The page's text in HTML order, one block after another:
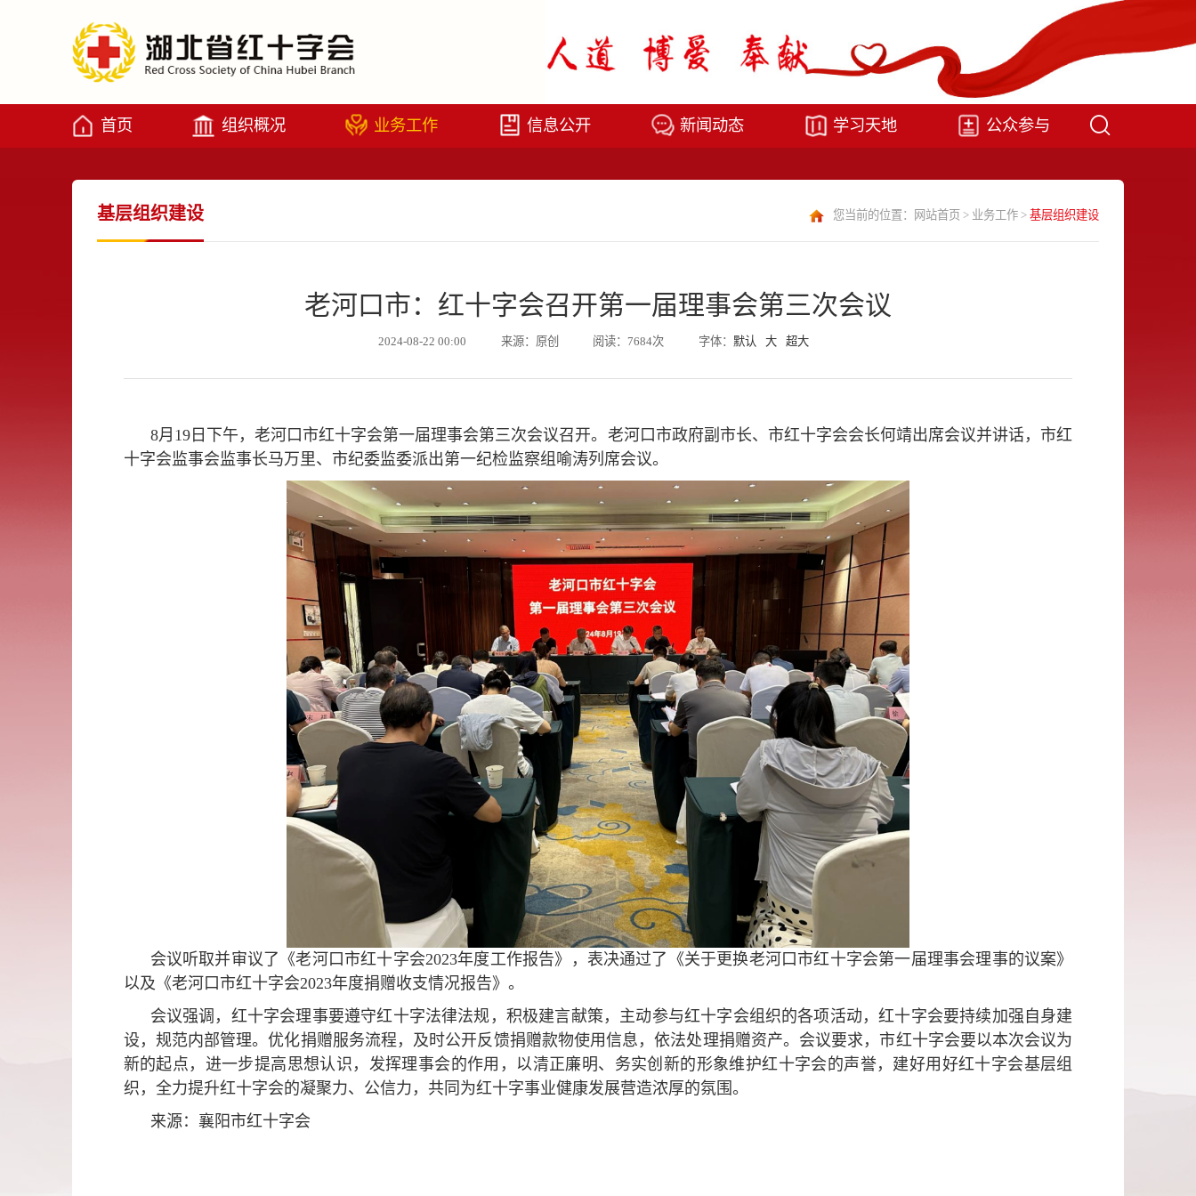
首页 组织概况 业务工作 信息公开 新闻动态 学习天地 公众参与
基层组织建设 您当前的位置： 网站首页 > 业务工作 >基层组织建设
老河口市：红十字会召开第一届理事会第三次会议
2024-08-22 00:00 来源：原创 阅读：7684次 字体： 默认 大 超大
8月19日下午，老河口市红十字会第一届理事会第三次会议召开。老河口市政府副市长、市红十字会会长何靖出席会议并讲话，市红
十字会监事会监事长马万里、市纪委监委派出第一纪检监察组喻涛列席会议。
会议听取并审议了《老河口市红十字会2023年度工作报告》，表决通过了《关于更换老河口市红十字会第一届理事会理事的议案》
以及《老河口市红十字会2023年度捐赠收支情况报告》。
会议强调，红十字会理事要遵守红十字法律法规，积极建言献策，主动参与红十字会组织的各项活动，红十字会要持续加强自身建
设，规范内部管理。优化捐赠服务流程，及时公开反馈捐赠款物使用信息，依法处理捐赠资产。会议要求，市红十字会要以本次会议为
新的起点，进一步提高思想认识，发挥理事会的作用，以清正廉明、务实创新的形象维护红十字会的声誉，建好用好红十字会基层组
织，全力提升红十字会的凝聚力、公信力，共同为红十字事业健康发展营造浓厚的氛围。
来源：襄阳市红十字会